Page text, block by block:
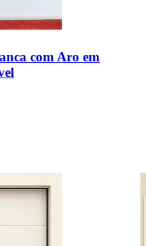
com Aro em